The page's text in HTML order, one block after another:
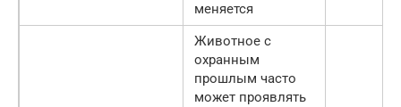
меняется
Животное с
охранным
прошлым часто
может проявлять